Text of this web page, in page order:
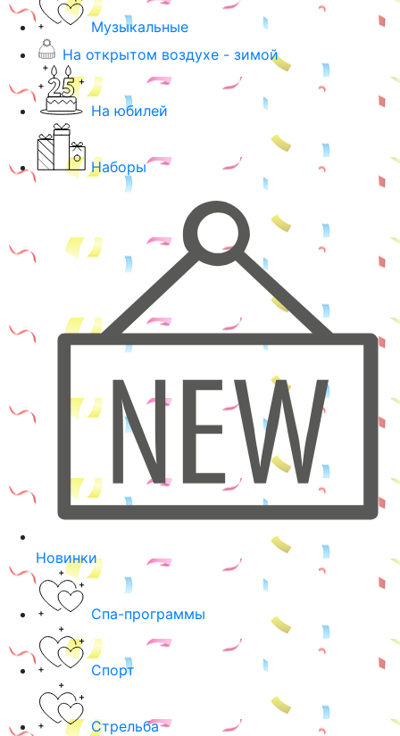
Музыкальные
На открытом воздухе - зимой
На юбилей
Наборы
Новинки
Спа-программы
Спорт
Стрельба